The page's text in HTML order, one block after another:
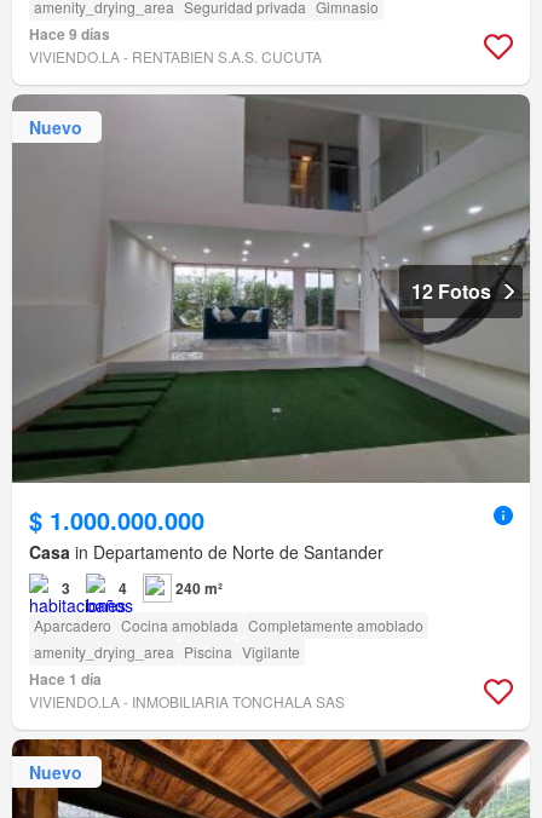
amenity_drying_area Seguridad privada Gimnasio
Hace 9 días
VIVIENDO.LA - RENTABIEN S.A.S. CUCUTA
Nuevo
12 Fotos
$ 1.000.000.000
Casa in Departamento de Norte de Santander
3 4 240 m²
Aparcadero Cocina amoblada Completamente amoblado
amenity_drying_area Piscina Vigilante
Hace 1 día
VIVIENDO.LA - INMOBILIARIA TONCHALA SAS
Nuevo